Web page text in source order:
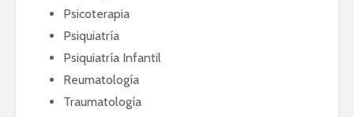
Psicoterapia
Psiquiatría
Psiquiatría Infantil
Reumatología
Traumatología